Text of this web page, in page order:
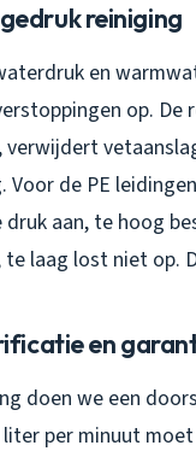
reiniging
en
op.
Voor de PE
druk aan, te hoog
laag lost niet op.
en
doen we een
liter per minuut